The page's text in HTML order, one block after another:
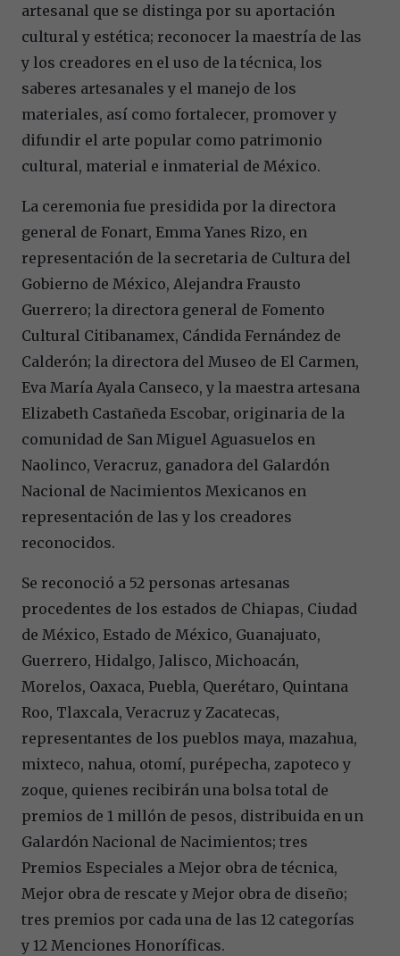
artesanal que se distinga por su aportación
cultural y estética; reconocer la maestría de las
y los creadores en el uso de la técnica, los
saberes artesanales y el manejo de los
materiales, así como fortalecer, promover y
difundir el arte popular como patrimonio
cultural, material e inmaterial de México.
La ceremonia fue presidida por la directora
general de Fonart, Emma Yanes Rizo, en
representación de la secretaria de Cultura del
Gobierno de México, Alejandra Frausto
Guerrero; la directora general de Fomento
Cultural Citibanamex, Cándida Fernández de
Calderón; la directora del Museo de El Carmen,
Eva María Ayala Canseco, y la maestra artesana
Elizabeth Castañeda Escobar, originaria de la
comunidad de San Miguel Aguasuelos en
Naolinco, Veracruz, ganadora del Galardón
Nacional de Nacimientos Mexicanos en
representación de las y los creadores
reconocidos.
Se reconoció a 52 personas artesanas
procedentes de los estados de Chiapas, Ciudad
de México, Estado de México, Guanajuato,
Guerrero, Hidalgo, Jalisco, Michoacán,
Morelos, Oaxaca, Puebla, Querétaro, Quintana
Roo, Tlaxcala, Veracruz y Zacatecas,
representantes de los pueblos maya, mazahua,
mixteco, nahua, otomí, purépecha, zapoteco y
zoque, quienes recibirán una bolsa total de
premios de 1 millón de pesos, distribuida en un
Galardón Nacional de Nacimientos; tres
Premios Especiales a Mejor obra de técnica,
Mejor obra de rescate y Mejor obra de diseño;
tres premios por cada una de las 12 categorías
y 12 Menciones Honoríficas.